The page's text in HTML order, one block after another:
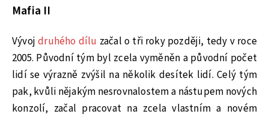
Mafia II
Vývojdruhého dílu začal o tři roky později, tedy v roce
2005. Původní tým byl zcela vyměněn a původní počet
lidí se výrazně zvýšil na několik desítek lidí. Celý tým
pak, kvůli nějakým nesrovnalostem a nástupem nových
konzolí, začal pracovat na zcela vlastním a novém